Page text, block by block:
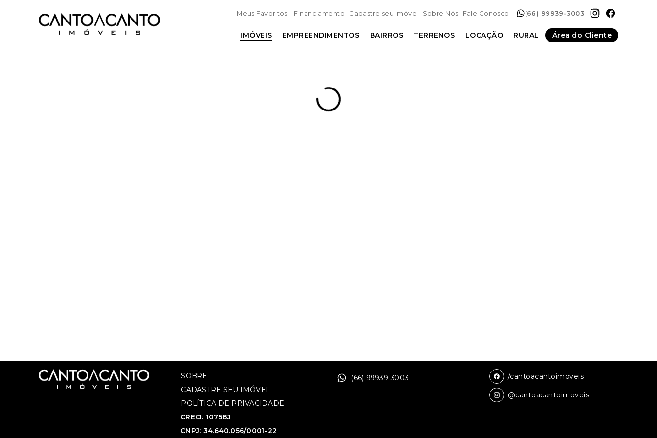
Meus Favoritos Financiamento Cadastre seu Imóvel Sobre Nós Fale Conosco (66) 99939-3003
IMÓVEIS EMPREENDIMENTOS BAIRROS TERRENOS LOCAÇÃO RURAL Área do Cliente
SOBRE
CADASTRE SEU IMÓVEL
POLÍTICA DE PRIVACIDADE
CRECI: 10758J
CNPJ: 34.640.056/0001-22
(66) 99939-3003 /cantoacantoimoveis
@cantoacantoimoveis